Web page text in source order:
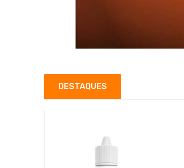
DESTAQUES